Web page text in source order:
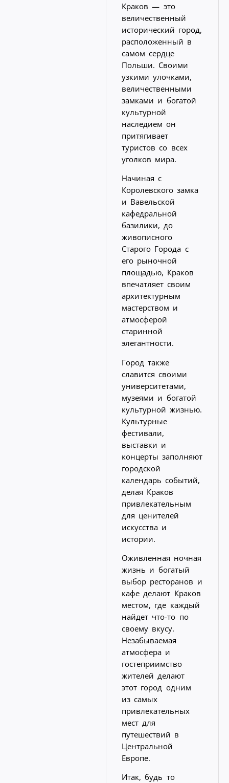
Краков — это
величественный
исторический город,
расположенный в
самом сердце
Польши. Своими
узкими улочками,
величественными
замками и богатой
культурной
наследием он
притягивает
туристов со всех
уголков мира.
Начиная с
Королевского замка
и Вавельской
кафедральной
базилики, до
живописного
Старого Города с
его рыночной
площадью, Краков
впечатляет своим
архитектурным
мастерством и
атмосферой
старинной
элегантности.
Город также
славится своими
университетами,
музеями и богатой
культурной жизнью.
Культурные
фестивали,
выставки и
концерты заполняют
городской
календарь событий,
делая Краков
привлекательным
для ценителей
искусства и
истории.
Оживленная ночная
жизнь и богатый
выбор ресторанов и
кафе делают Краков
местом, где каждый
найдет что-то по
своему вкусу.
Незабываемая
атмосфера и
гостеприимство
жителей делают
этот город одним
из самых
привлекательных
мест для
путешествий в
Центральной
Европе.
Итак, будь то